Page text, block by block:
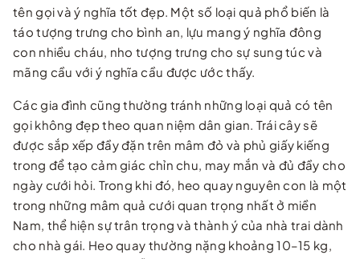
tên gọi và ý nghĩa tốt đẹp. Một số loại quả phổ biến là
táo tượng trưng cho bình an, lựu mang ý nghĩa đông
con nhiều cháu, nho tượng trưng cho sự sung túc và
mãng cầu với ý nghĩa cầu được ước thấy.
Các gia đình cũng thường tránh những loại quả có tên
gọi không đẹp theo quan niệm dân gian. Trái cây sẽ
được sắp xếp đầy đặn trên mâm đỏ và phủ giấy kiếng
trong để tạo cảm giác chỉn chu, may mắn và đủ đầy cho
ngày cưới hỏi. Trong khi đó, heo quay nguyên con là một
trong những mâm quả cưới quan trọng nhất ở miền
Nam, thể hiện sự trân trọng và thành ý của nhà trai dành
cho nhà gái. Heo quay thường nặng khoảng 10–15 kg,